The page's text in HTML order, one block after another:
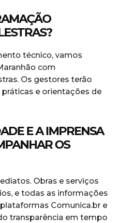
técnico, vamos
com
Os gestores terão
e orientações de
E A IMPRENSA
OS
Obras e serviços
e todas as informações
Comunica.br e
transparência em tempo